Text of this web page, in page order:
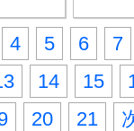
4 5 6 7
14 15
20 21